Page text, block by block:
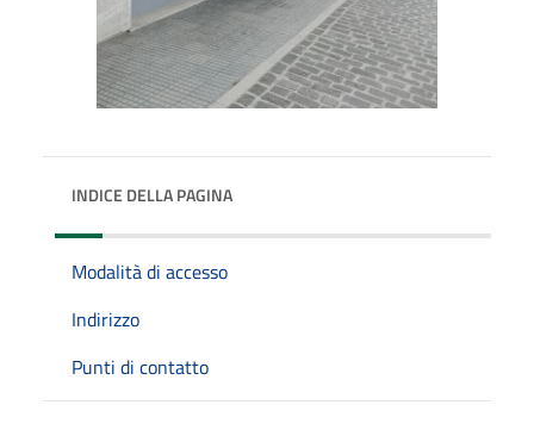
INDICE DELLA PAGINA
Modalità di accesso
Indirizzo
Punti di contatto